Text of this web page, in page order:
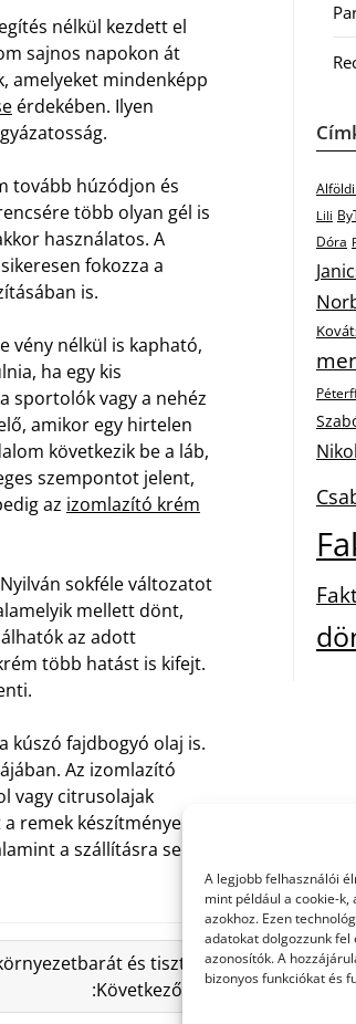
A legjobb felhasználói
mint például a cookie-
azokhoz. Ezen
adatokat dolgozzunk fel
azonosítók. A
bizonyos funkciókat és
nélkül kezdett el
sajnos napokon át
amelyeket mindenképp
érdekében. Ilyen
tovább húzódjon és
több olyan gél is
használatos. A
fokozza a
is.
vény nélkül is kapható,
ha egy kis
sportolók vagy a nehéz
amikor egy hirtelen
következik be a láb,
szempontot jelent,
az izomlazító krém
sokféle változatot
mellett dönt,
az adott
több hatást is kifejt.
kúszó fajdbogyó olaj is.
Az izomlazító
vagy citrusolajak
remek készítményeket,
a szállításra sem
és tiszta
:Következő »
Lili
Dóra